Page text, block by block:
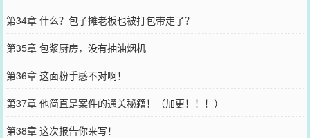
第34章 什么？包子摊老板也被打包带走了？
第35章 包浆厨房，没有抽油烟机
第36章 这面粉手感不对啊！
第37章 他简直是案件的通关秘籍！（加更！！！）
第38章 这次报告你来写！